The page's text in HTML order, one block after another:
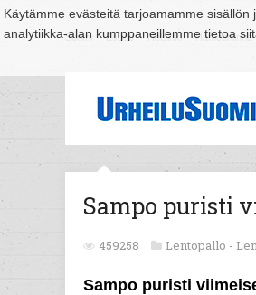
Käytämme evästeitä tarjoamamme
analytiikka-alan kumppaneillemme tietoa
Suomi Espoo Helsinki Hämeenlinna
Sampo puristi
459258 Lentopallo -
Sampo puristi